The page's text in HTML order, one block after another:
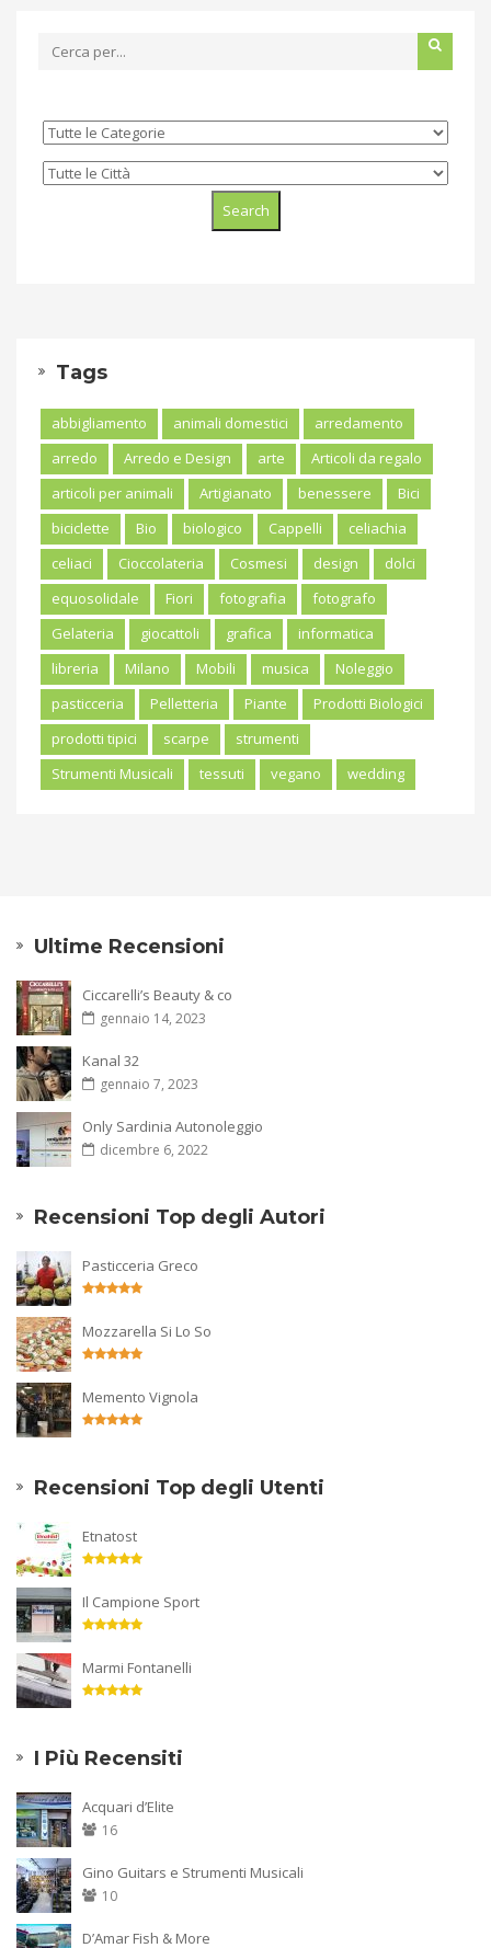
Tags
abbigliamento animali domestici
arredamento
arredo
Arredo e Design arte
Articoli da regalo
articoli per animali
Artigianato benessere
Bici
biciclette
Bio biologico Cappelli
celiachia
celiaci
Cioccolateria Cosmesi design
dolci
equosolidale
Fiori fotografia
fotografo
Gelateria
giocattoli grafica
informatica
libreria
Milano Mobili musica
Noleggio
pasticceria
Pelletteria Piante
Prodotti Biologici
prodotti tipici
scarpe
strumenti
Strumenti Musicali
tessuti vegano wedding
Ultime Recensioni
Ciccarelli’s Beauty & co
gennaio 14, 2023
Kanal 32
gennaio 7, 2023
Only Sardinia Autonoleggio
dicembre 6, 2022
Recensioni Top degli Autori
Pasticceria Greco
Mozzarella Si Lo So
Memento Vignola
Recensioni Top degli Utenti
Etnatost
Il Campione Sport
Marmi Fontanelli
I Più Recensiti
Acquari d’Elite
16
Gino Guitars e Strumenti Musicali
10
D’Amar Fish & More